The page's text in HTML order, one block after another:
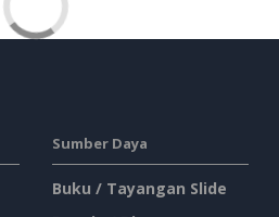
Sumber Daya
Buku / Tayangan Slide